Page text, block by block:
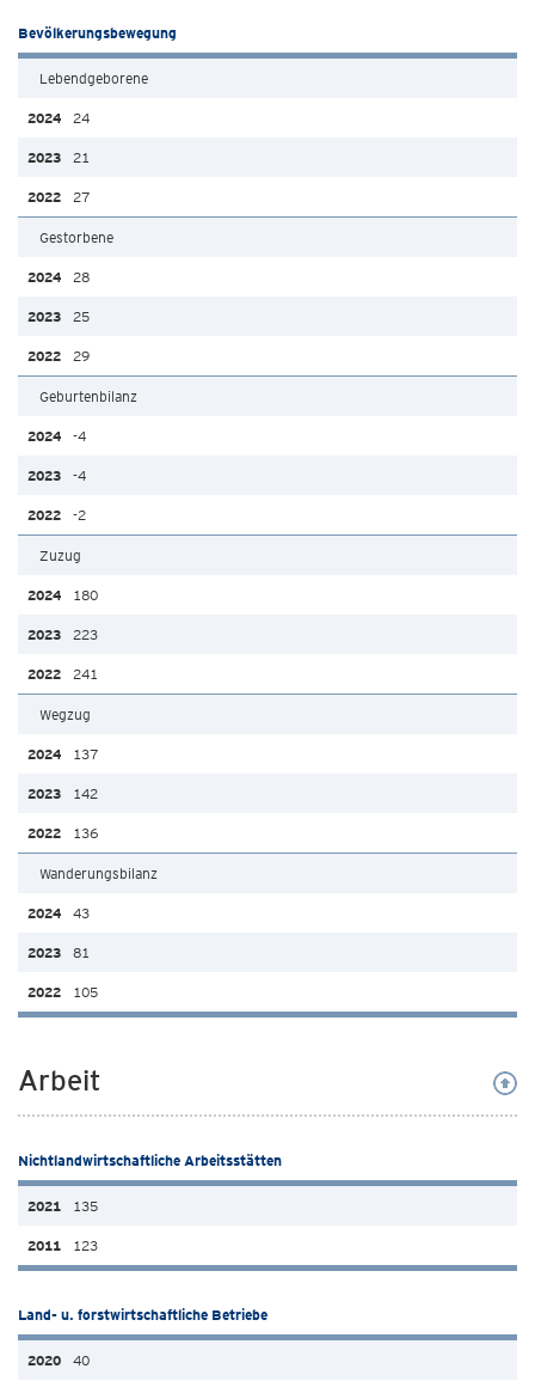
Bevölkerungsbewegung
Lebendgeborene
24
21
27
Gestorbene
28
25
29
Geburtenbilanz
-4
-4
-2
Zuzug
180
223
241
Wegzug
137
142
136
Wanderungsbilanz
43
81
105
Arbeit
Nichtlandwirtschaftliche Arbeitsstätten
135
123
Land- u. forstwirtschaftliche Betriebe
40